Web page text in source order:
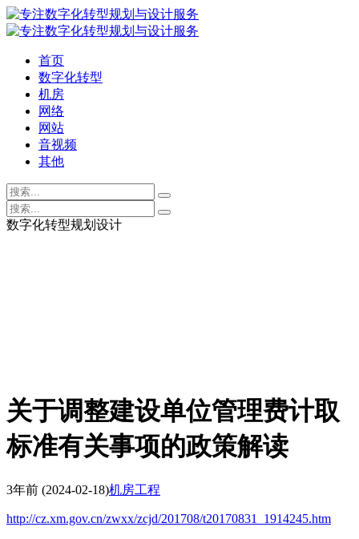
首页
数字化转型
机房
网络
网站
音视频
其他
数字化转型规划设计
关于调整建设单位管理费计取
标准有关事项的政策解读
3年前 (2024-02-18)机房工程
http://cz.xm.gov.cn/zwxx/zcjd/201708/t20170831_1914245.htm